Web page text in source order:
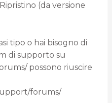
(da versione
tipo o hai bisogno di
di supporto su
possono riuscire
forums/